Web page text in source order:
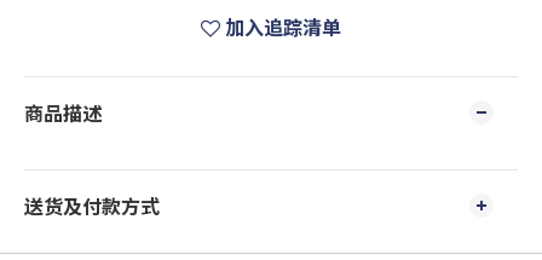
加入追踪清单
商品描述
送货及付款方式